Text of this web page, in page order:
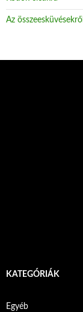
Az összeesküvésekről
KATEGÓRIÁK
Egyéb